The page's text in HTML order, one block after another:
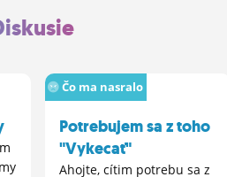
Čo ma nasralo
Potrebujem sa z toho
"Vykecať"
Ahojte, cítim potrebu sa z